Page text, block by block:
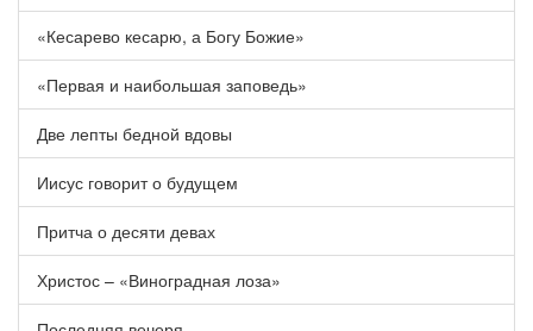
«Кесарево кесарю, а Богу Божие»
«Первая и наибольшая заповедь»
Две лепты бедной вдовы
Иисус говорит о будущем
Притча о десяти девах
Христос – «Виноградная лоза»